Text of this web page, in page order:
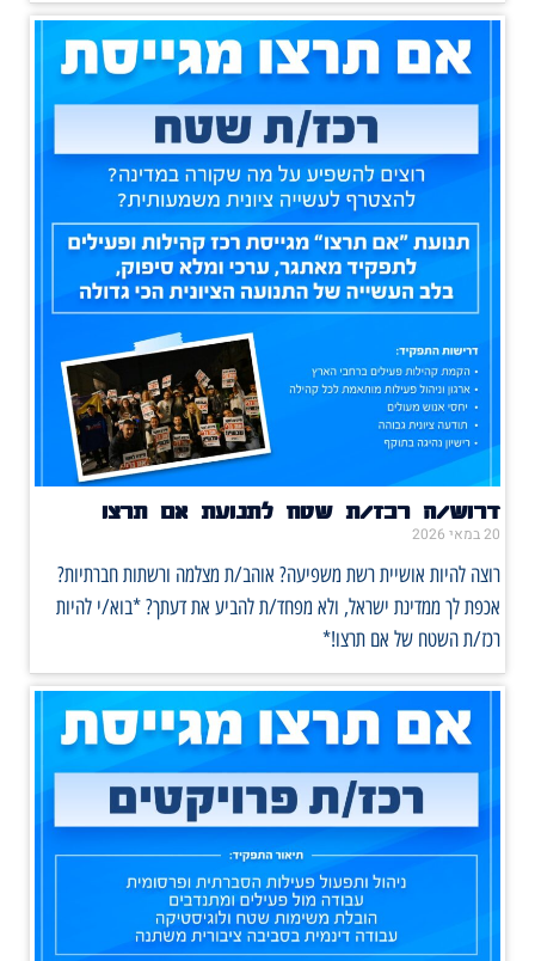
דרוש/ה רכז/ת שטח לתנועת אם תרצו
20 במאי 2026
רוצה להיות אושיית רשת משפיעה? אוהב/ת מצלמה ורשתות חברתיות?
אכפת לך ממדינת ישראל, ולא מפחד/ת להביע את דעתך? *בוא/י להיות
רכז/ת השטח של אם תרצו!*